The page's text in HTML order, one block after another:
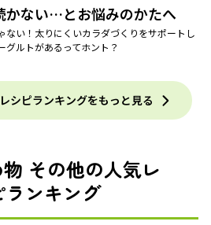
かない…とお悩みのかたへ
ない！太りにくいカラダづくりをサポートし
グルトがあるってホント？
シピランキングをもっと見る
その他の人気レ
ランキング